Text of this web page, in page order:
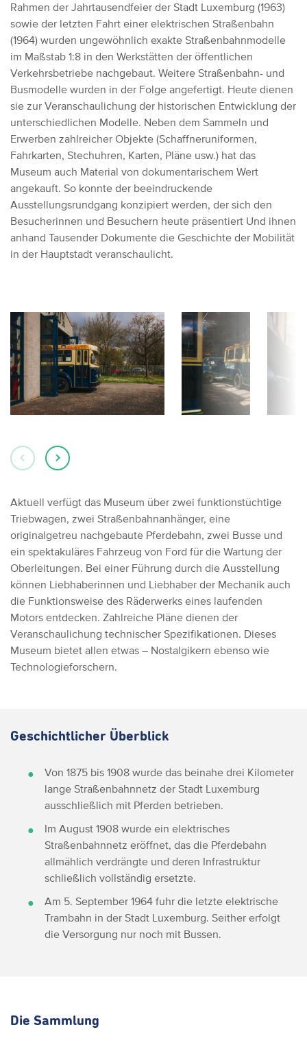
Rahmen der Jahrtausendfeier der Stadt Luxemburg (1963)
sowie der letzten Fahrt einer elektrischen Straßenbahn
(1964) wurden ungewöhnlich exakte Straßenbahnmodelle
im Maßstab 1:8 in den Werkstätten der öffentlichen
Verkehrsbetriebe nachgebaut. Weitere Straßenbahn- und
Busmodelle wurden in der Folge angefertigt. Heute dienen
sie zur Veranschaulichung der historischen Entwicklung der
unterschiedlichen Modelle. Neben dem Sammeln und
Erwerben zahlreicher Objekte (Schaffneruniformen,
Fahrkarten, Stechuhren, Karten, Pläne usw.) hat das
Museum auch Material von dokumentarischem Wert
angekauft. So konnte der beeindruckende
Ausstellungsrundgang konzipiert werden, der sich den
Besucherinnen und Besuchern heute präsentiert Und ihnen
anhand Tausender Dokumente die Geschichte der Mobilität
in der Hauptstadt veranschaulicht.
Aktuell verfügt das Museum über zwei funktionstüchtige
Triebwagen, zwei Straßenbahnanhänger, eine
originalgetreu nachgebaute Pferdebahn, zwei Busse und
ein spektakuläres Fahrzeug von Ford für die Wartung der
Oberleitungen. Bei einer Führung durch die Ausstellung
können Liebhaberinnen und Liebhaber der Mechanik auch
die Funktionsweise des Räderwerks eines laufenden
Motors entdecken. Zahlreiche Pläne dienen der
Veranschaulichung technischer Spezifikationen. Dieses
Museum bietet allen etwas – Nostalgikern ebenso wie
Technologieforschern.
Geschichtlicher Überblick
Von 1875 bis 1908 wurde das beinahe drei Kilometer
lange Straßenbahnnetz der Stadt Luxemburg
ausschließlich mit Pferden betrieben.
Im August 1908 wurde ein elektrisches
Straßenbahnnetz eröffnet, das die Pferdebahn
allmählich verdrängte und deren Infrastruktur
schließlich vollständig ersetzte.
Am 5. September 1964 fuhr die letzte elektrische
Trambahn in der Stadt Luxemburg. Seither erfolgt
die Versorgung nur noch mit Bussen.
Die Sammlung